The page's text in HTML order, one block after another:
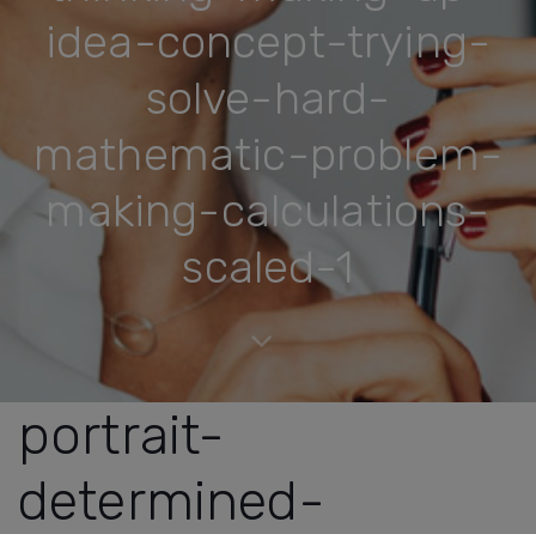
idea-concept-trying-
solve-hard-
mathematic-problem-
making-calculations-
scaled-1
portrait-
determined-